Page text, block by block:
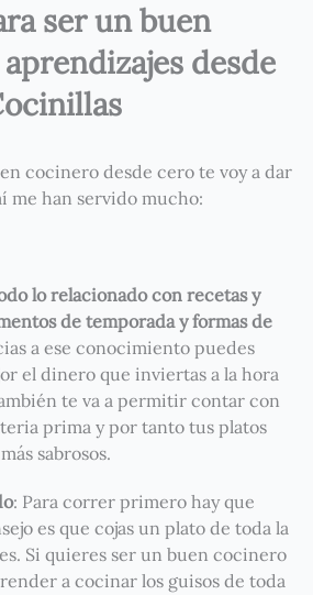
ser un buen
desde
cocinero desde cero te voy a dar
me han servido mucho:
lo relacionado con recetas y
de temporada y formas de
a ese conocimiento puedes
el dinero que inviertas a la hora
te va a permitir contar con
prima y por tanto tus platos
sabrosos.
: Para correr primero hay que
es que cojas un plato de toda la
Si quieres ser un buen cocinero
a cocinar los guisos de toda